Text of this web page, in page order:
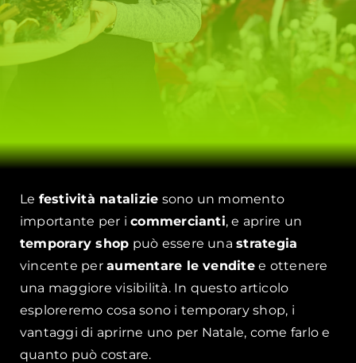
Le festività natalizie sono un momento
importante per icommercianti, e aprire un
temporary shop può essere unastrategia
vincente peraumentare le venditee ottenere
una maggiore visibilità. In questo articolo
esploreremo cosa sono i temporary shop, i
vantaggi di aprirne uno per Natale, come farlo e
quanto può costare.